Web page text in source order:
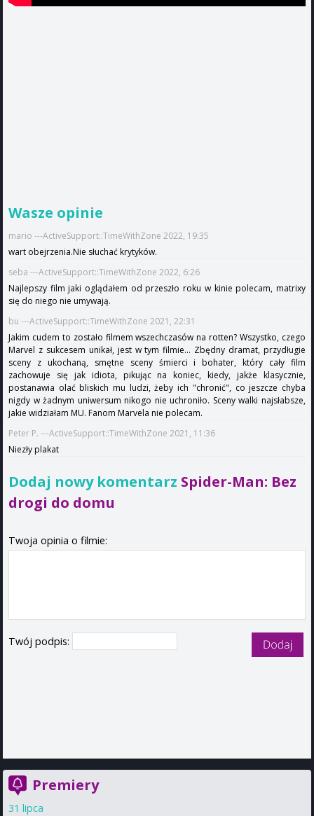
Wasze opinie
mario ---ActiveSupport::TimeWithZone 2022, 19:35
wart obejrzenia.Nie słuchać krytyków.
seba ---ActiveSupport::TimeWithZone 2022, 6:26
Najlepszy film jaki oglądałem od przeszło roku w kinie polecam, matrixy
się do niego nie umywają.
bu ---ActiveSupport::TimeWithZone 2021, 22:31
Jakim cudem to zostało filmem wszechczasów na rotten? Wszystko, czego
Marvel z sukcesem unikał, jest w tym filmie... Zbędny dramat, przydługie
sceny z ukochaną, smętne sceny śmierci i bohater, który cały film
zachowuje się jak idiota, pikując na koniec, kiedy, jakże klasycznie,
postanawia olać bliskich mu ludzi, żeby ich "chronić", co jeszcze chyba
nigdy w żadnym uniwersum nikogo nie uchroniło. Sceny walki najsłabsze,
jakie widziałam MU. Fanom Marvela nie polecam.
Peter P. ---ActiveSupport::TimeWithZone 2021, 11:36
Niezły plakat
Dodaj nowy komentarz Spider-Man: Bez
drogi do domu
Twoja opinia o filmie:
Twój podpis:
Premiery
31 lipca